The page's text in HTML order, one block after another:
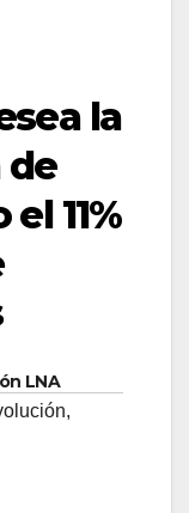
la
de
11%
LNA
,